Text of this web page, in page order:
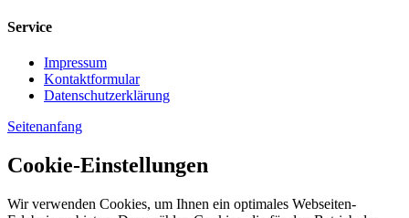
Service
Impressum
Kontaktformular
Datenschutzerklärung
Seitenanfang
Cookie-Einstellungen
Wir verwenden Cookies, um Ihnen ein optimales Webseiten-